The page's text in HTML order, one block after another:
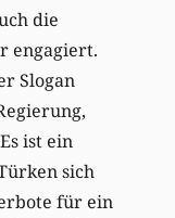
die
engagiert.
Slogan
ist ein
sich
für ein